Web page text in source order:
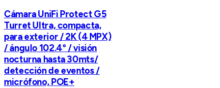
Cámara UniFi Protect G5
Turret Ultra, compacta,
para exterior / 2K (4 MPX)
/ ángulo 102.4° / visión
nocturna hasta 30mts/
detección de eventos /
micrófono, POE+